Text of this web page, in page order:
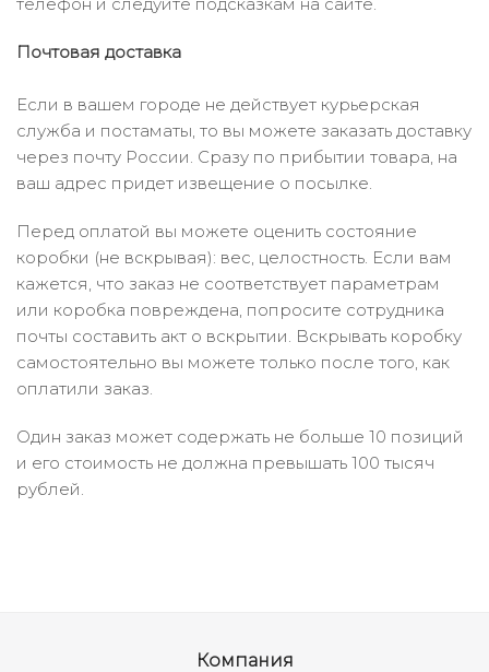
Почтовая доставка
Если в вашем городе не действует курьерская
служба и постаматы, то вы можете заказать доставку
через почту России. Сразу по прибытии товара, на
ваш адрес придет извещение о посылке.
Перед оплатой вы можете оценить состояние
коробки (не вскрывая): вес, целостность. Если вам
кажется, что заказ не соответствует параметрам
или коробка повреждена, попросите сотрудника
почты составить акт о вскрытии. Вскрывать коробку
самостоятельно вы можете только после того, как
оплатили заказ.
Один заказ может содержать не больше 10 позиций
и его стоимость не должна превышать 100 тысяч
рублей.
Компания